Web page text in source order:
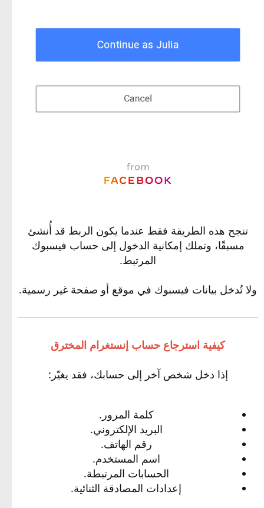
تنجح هذه الطريقة فقط عندما يكون الربط قد أُنشئ
مسبقًا، وتملك إمكانية الدخول إلى حساب فيسبوك
المرتبط.
ولا تُدخل بيانات فيسبوك في موقع أو صفحة غير رسمية.
كيفية استرجاع حساب إنستغرام المخترق
إذا دخل شخص آخر إلى حسابك، فقد يغيّر:
كلمة المرور.
البريد الإلكتروني.
رقم الهاتف.
اسم المستخدم.
الحسابات المرتبطة.
إعدادات المصادقة الثنائية.